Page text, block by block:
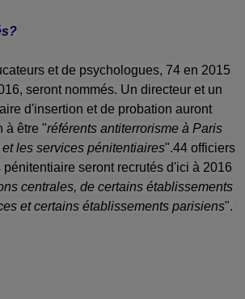
et de psychologues, 74 en 2015
seront nommés. Un directeur et un
d'insertion et de probation auront
à être "référents antiterrorisme à Paris
les services pénitentiaires".44 officiers
seront recrutés d'ici à 2016
centrales, de certains établissements
et certains établissements parisiens".